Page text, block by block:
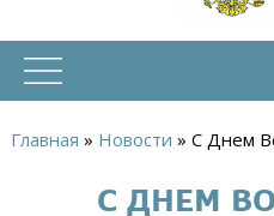
Главная » Новости » С Днем
С ДНЕМ